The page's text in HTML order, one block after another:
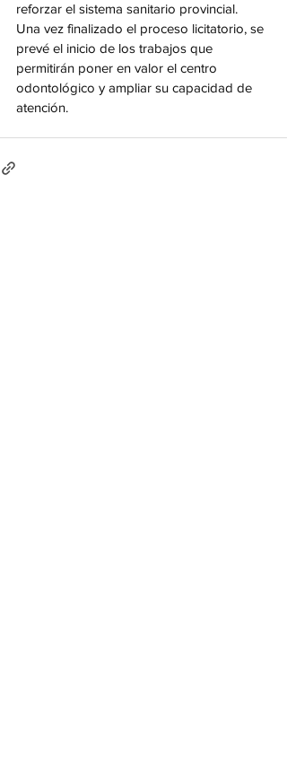
reforzar el sistema sanitario provincial.
Una vez finalizado el proceso licitatorio, se
prevé el inicio de los trabajos que
permitirán poner en valor el centro
odontológico y ampliar su capacidad de
atención.